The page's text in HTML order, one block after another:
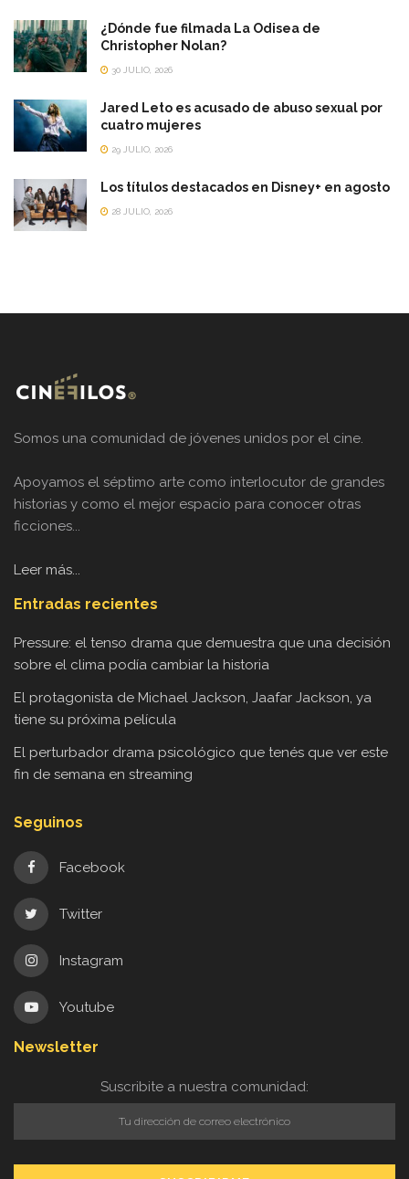
¿Dónde fue filmada La Odisea de
Christopher Nolan?
30 JULIO, 2026
Jared Leto es acusado de abuso sexual por
cuatro mujeres
29 JULIO, 2026
Los títulos destacados en Disney+ en agosto
28 JULIO, 2026
Somos una comunidad de jóvenes unidos por el cine.
Apoyamos el séptimo arte como interlocutor de grandes
historias y como el mejor espacio para conocer otras
ficciones...
Leer más...
Entradas recientes
Pressure: el tenso drama que demuestra que una decisión
sobre el clima podía cambiar la historia
El protagonista de Michael Jackson, Jaafar Jackson, ya
tiene su próxima película
El perturbador drama psicológico que tenés que ver este
fin de semana en streaming
Seguinos
Facebook
Twitter
Instagram
Youtube
Newsletter
Suscribite a nuestra comunidad: